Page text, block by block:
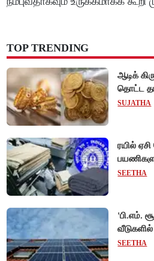
TOP TRENDING
ஆடிக்
தொட்ட
SUJATHA
ரயில்
கம்பளி
SEETHA
'பி.எம்.
மத்திய
SEETHA